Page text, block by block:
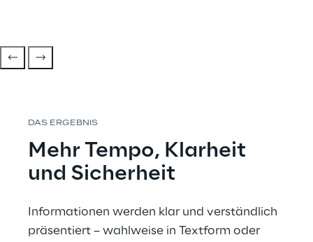
DAS ERGEBNIS
Mehr Tempo, Klarheit
und Sicherheit
Informationen werden klar und verständlich
präsentiert – wahlweise in Textform oder